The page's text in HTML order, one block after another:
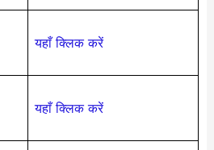
यहाँ क्लिक करें
यहाँ क्लिक करें